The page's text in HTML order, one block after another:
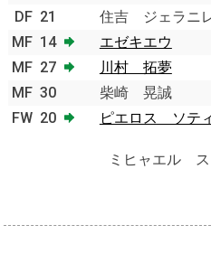
DF 21
住吉 ジェラニ
MF 14 エゼキエウ
MF 27 川村 拓夢
MF 30
柴崎 晃誠
FW 20 ピエロス ソテ
ミヒャエル